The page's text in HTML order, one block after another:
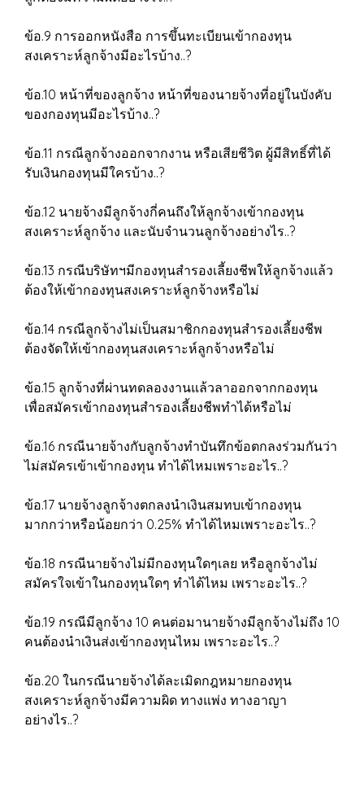
ข้อ.9 การออกหนังสือ การขึ้นทะเบียนเข้ากองทุน
สงเคราะห์ลูกจ้างมีอะไรบ้าง..?
ข้อ.10 หน้าที่ของลูกจ้าง หน้าที่ของนายจ้างที่อยู่ในบังคับ
ของกองทุนมีอะไรบ้าง..?
ข้อ.11 กรณีลูกจ้างออกจากงาน หรือเสียชีวิต ผู้มีสิทธิ์ที่ได้
รับเงินกองทุนมีใครบ้าง..?
ข้อ.12 นายจ้างมีลูกจ้างกี่คนถึงให้ลูกจ้างเข้ากองทุน
สงเคราะห์ลูกจ้าง และนับจำนวนลูกจ้างอย่างไร..?
ข้อ.13 กรณีบริษัทฯมีกองทุนสำรองเลี้ยงชีพให้ลูกจ้างแล้ว
ต้องให้เข้ากองทุนสงเคราะห์ลูกจ้างหรือไม่
ข้อ.14 กรณีลูกจ้างไม่เป็นสมาชิกกองทุนสำรองเลี้ยงชีพ
ต้องจัดให้เข้ากองทุนสงเคราะห์ลูกจ้างหรือไม่
ข้อ.15 ลูกจ้างที่ผ่านทดลองงานแล้วลาออกจากกองทุน
เพื่อสมัครเข้ากองทุนสำรองเลี้ยงชีพทำได้หรือไม่
ข้อ.16 กรณีนายจ้างกับลูกจ้างทำบันทึกข้อตกลงร่วมกันว่า
ไม่สมัครเข้าเข้ากองทุน ทำได้ไหมเพราะอะไร..?
ข้อ.17 นายจ้างลูกจ้างตกลงนำเงินสมทบเข้ากองทุน
มากกว่าหรือน้อยกว่า 0.25% ทำได้ไหมเพราะอะไร..?
ข้อ.18 กรณีนายจ้างไม่มีกองทุนใดๆเลย หรือลูกจ้างไม่
สมัครใจเข้าในกองทุนใดๆ ทำได้ไหม เพราะอะไร..?
ข้อ.19 กรณีมีลูกจ้าง 10 คนต่อมานายจ้างมีลูกจ้างไม่ถึง 10
คนต้องนำเงินส่งเข้ากองทุนไหม เพราะอะไร..?
ข้อ.20 ในกรณีนายจ้างได้ละเมิดกฎหมายกองทุน
สงเคราะห์ลูกจ้างมีความผิด ทางแพ่ง ทางอาญา
อย่างไร..?